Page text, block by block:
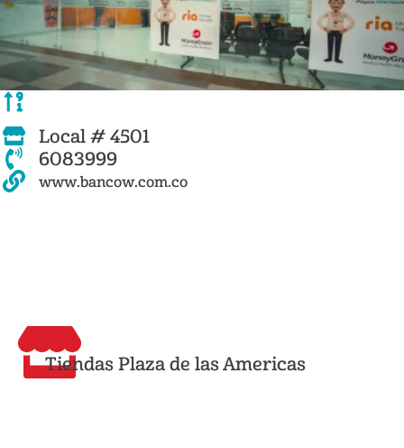
Local # 4501
6083999
www.bancow.com.co
Tiendas Plaza de las Americas